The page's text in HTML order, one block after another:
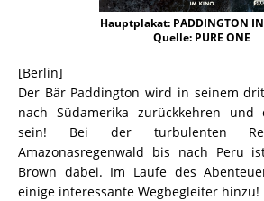
Hauptplakat: PADDINGTON IN
Quelle: PURE ONE
[Berlin]
Der Bär Paddington wird in seinem
nach Südamerika zurückkehren
sein! Bei der turbulenten
Amazonasregenwald bis nach Peru
Brown dabei. Im Laufe des
einige interessante Wegbegleiter hinzu!